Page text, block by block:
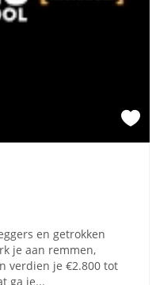
en getrokken
je aan remmen,
verdien je €2.800 tot
ga je...